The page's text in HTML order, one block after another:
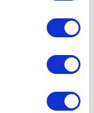
scanning it for
data is processed